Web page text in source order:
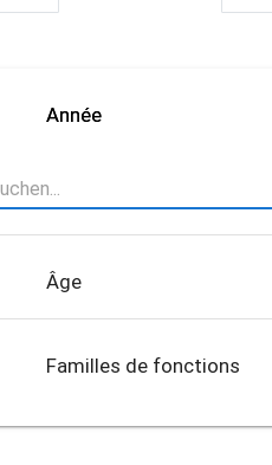
Année
Âge
Familles de fonctions